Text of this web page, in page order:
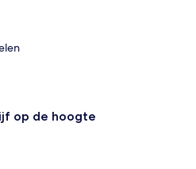
op de hoogte